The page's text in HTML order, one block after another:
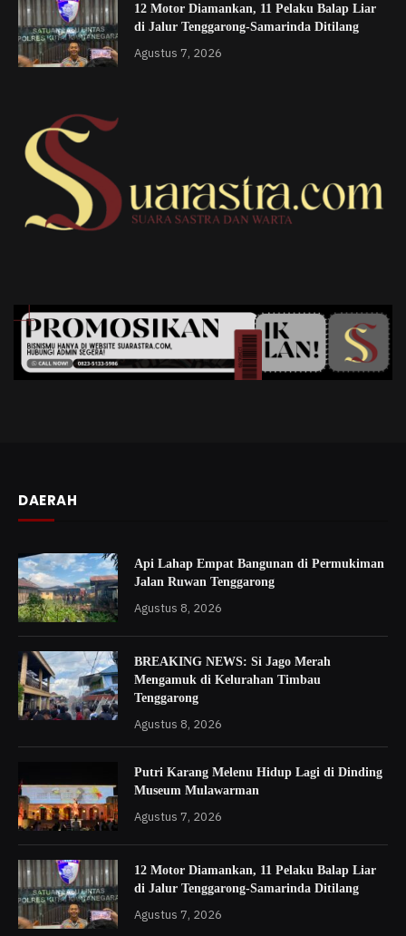
12 Motor Diamankan, 11 Pelaku Balap Liar
di Jalur Tenggarong-Samarinda Ditilang
Agustus 7, 2026
DAERAH
Api Lahap Empat Bangunan di Permukiman
Jalan Ruwan Tenggarong
Agustus 8, 2026
BREAKING NEWS: Si Jago Merah
Mengamuk di Kelurahan Timbau
Tenggarong
Agustus 8, 2026
Putri Karang Melenu Hidup Lagi di Dinding
Museum Mulawarman
Agustus 7, 2026
12 Motor Diamankan, 11 Pelaku Balap Liar
di Jalur Tenggarong-Samarinda Ditilang
Agustus 7, 2026